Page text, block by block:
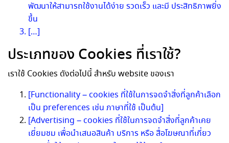
พัฒนาให้สามารถใช้งานได้ง่าย รวดเร็ว และมี ประสิทธิภาพยิ่ง
ขึ้น
[…]
ประเภทของ Cookies ที่เราใช้?
เราใช้ Cookies ดังต่อไปนี้ สำหรับ website ของเรา
[Functionality – cookies ที่ใช้ในการจดจำสิ่งที่ลูกค้าเลือก
เป็น preferences เช่น ภาษาที่ใช้ เป็นต้น]
[Advertising – cookies ที่ใช้ในการจดจำสิ่งที่ลูกค้าเคย
เยี่ยมชม เพื่อนำเสนอสินค้า บริการ หรือ สื่อโฆษณาที่เกี่ยว